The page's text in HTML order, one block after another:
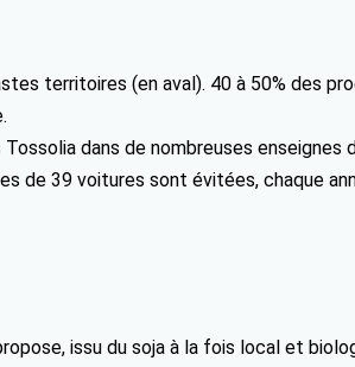
territoires (en aval). 40 à 50% des
dans de nombreuses enseignes
de 39 voitures sont évitées, chaque
issu du soja à la fois local et